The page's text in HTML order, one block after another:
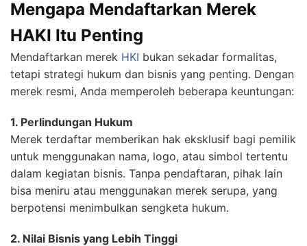
Mengapa Mendaftarkan Merek
HAKI Itu Penting
Mendaftarkan merek HKI bukan sekadar formalitas,
tetapi strategi hukum dan bisnis yang penting. Dengan
merek resmi, Anda memperoleh beberapa keuntungan:
1. Perlindungan Hukum
Merek terdaftar memberikan hak eksklusif bagi pemilik
untuk menggunakan nama, logo, atau simbol tertentu
dalam kegiatan bisnis. Tanpa pendaftaran, pihak lain
bisa meniru atau menggunakan merek serupa, yang
berpotensi menimbulkan sengketa hukum.
2. Nilai Bisnis yang Lebih Tinggi